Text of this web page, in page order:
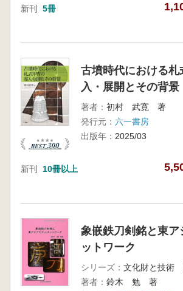
新刊 5冊
古墳時代における札
入・展開とその背景
著者： 初村 武寛 著
発行元： 六一書房
出版年： 2025/03
新刊 10冊以上
象嵌鉄刀剣銘と東ア
ットワーク
シリーズ： 文化財と技術
著者： 鈴木 勉 著